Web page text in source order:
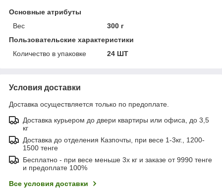
Основные атрибуты
Вес
300 г
Пользовательские характеристики
Количество в упаковке
24 ШТ
Условия доставки
Доставка осуществляется только по предоплате.
Доставка курьером до двери квартиры или офиса, до 3,5
кг
Доставка до отделения Казпочты, при весе 1-3кг., 1200-
1500 тенге
Бесплатно - при весе меньше 3х кг и заказе от 9990 тенге
и предоплате 100%
Все условия доставки